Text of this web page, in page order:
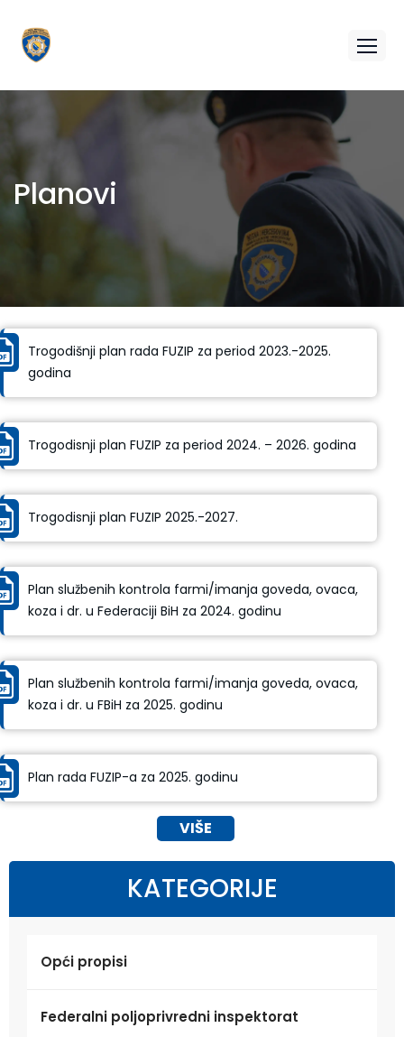
Planovi
Trogodišnji plan rada FUZIP za period 2023.-2025.
godina
Trogodisnji plan FUZIP za period 2024. – 2026. godina
Trogodisnji plan FUZIP 2025.-2027.
Plan službenih kontrola farmi/imanja goveda, ovaca,
koza i dr. u Federaciji BiH za 2024. godinu
Plan službenih kontrola farmi/imanja goveda, ovaca,
koza i dr. u FBiH za 2025. godinu
Plan rada FUZIP-a za 2025. godinu
VIŠE
KATEGORIJE
Opći propisi
Federalni poljoprivredni inspektorat